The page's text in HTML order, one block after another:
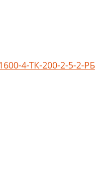
4-ТК-200-2-5-2-РБ